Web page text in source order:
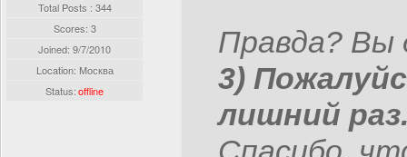
Total Posts : 344
Scores: 3
Joined: 9/7/2010
Location: Москва
Status:offline
Правда? Вы
3)
лишний